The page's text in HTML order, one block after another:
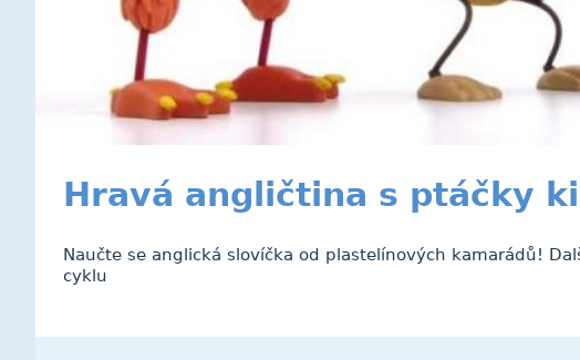
Hravá angličtina s ptáčky
Naučte se anglická slovíčka od plastelínových kamarádů!
cyklu